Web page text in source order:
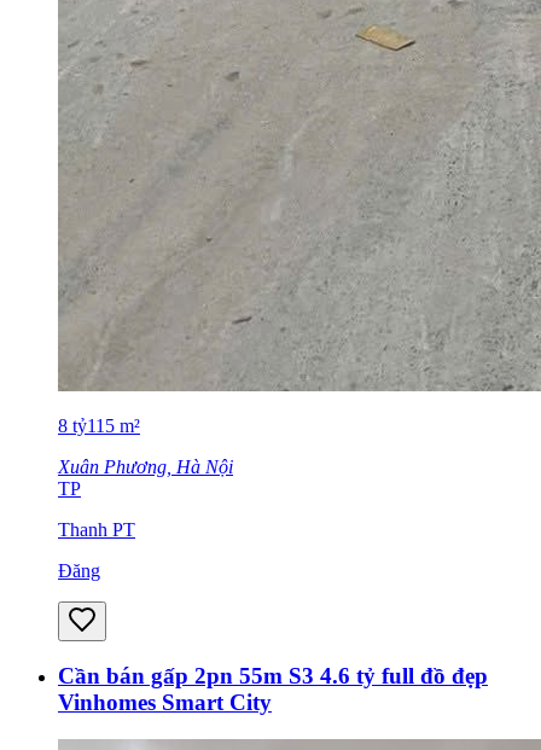
8 tỷ115 m²
Xuân Phương, Hà Nội
TP
Thanh PT
Đăng
Cần bán gấp 2pn 55m S3 4.6 tỷ full đồ đẹp
Vinhomes Smart City